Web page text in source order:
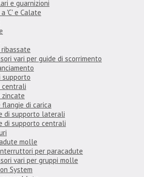
e guarnizioni
'C' e Calate
ribassate
vari per guide di scorrimento
supporto
centrali
flangie di carica
di supporto laterali
di supporto centrali
molle
per paracadute
vari per gruppi molle
System